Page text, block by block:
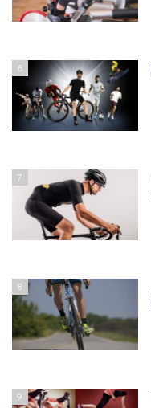
6
7
8
9